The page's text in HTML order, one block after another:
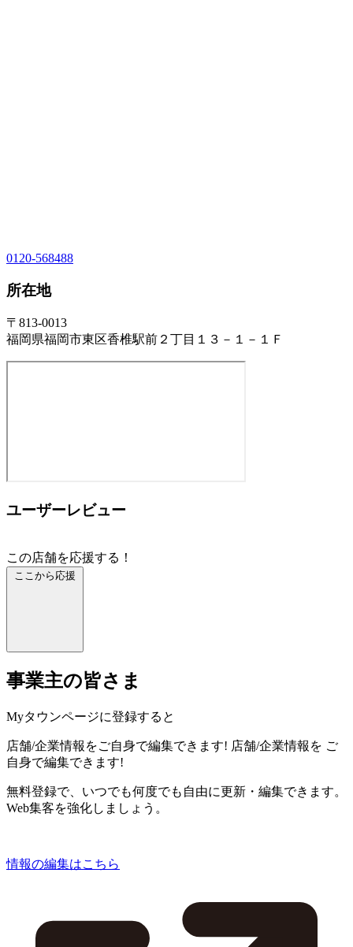
0120-568488
所在地
〒813-0013
福岡県福岡市東区香椎駅前２丁目１３－１－１Ｆ
ユーザーレビュー
この店舗を応援する！
ここから応援
事業主の皆さま
Myタウンページに登録すると
店舗/企業情報をご自身で編集できます! 店舗/企業情報を ご
自身で編集できます!
無料登録で、いつでも何度でも自由に更新・編集できます。
Web集客を強化しましょう。
情報の編集はこちら